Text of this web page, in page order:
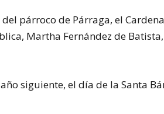
párroco de Párraga, el
Martha Fernández de
siguiente, el día de la Santa